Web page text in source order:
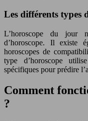
Les différents types
L’horoscope du jour
d’horoscope. Il existe
horoscopes de
type d’horoscope
spécifiques pour prédire
Comment
?